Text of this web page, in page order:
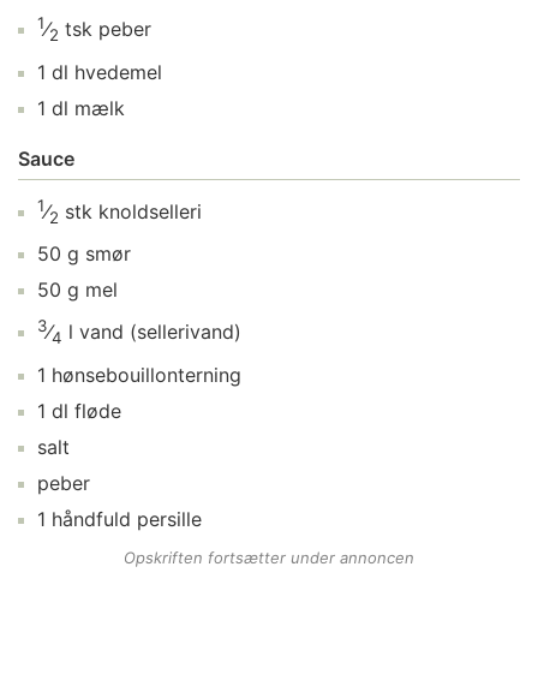
1⁄2 tsk peber
1 dl hvedemel
1 dl mælk
Sauce
1⁄2 stk knoldselleri
50 g smør
50 g mel
3⁄4 l vand (sellerivand)
1 hønsebouillonterning
1 dl fløde
salt
peber
1 håndfuld persille
Opskriften fortsætter under annoncen